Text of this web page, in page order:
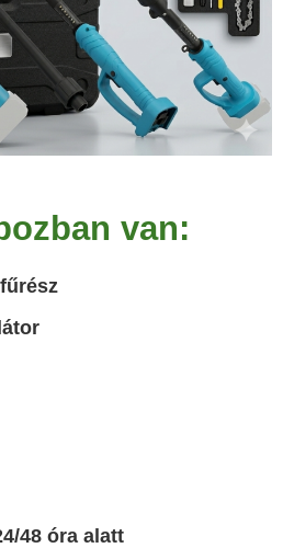
van:
48 óra alatt